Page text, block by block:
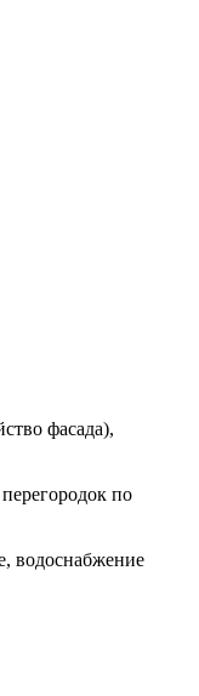
фасада),
по
водоснабжение